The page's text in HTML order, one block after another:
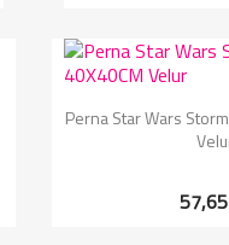

Perna Star Wars